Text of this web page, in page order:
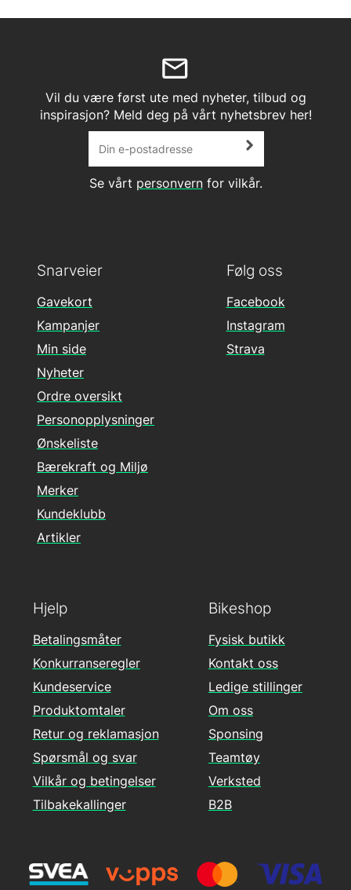
Vil du være først ute med nyheter, tilbud og
inspirasjon? Meld deg på vårt nyhetsbrev her!
Se vårt personvernfor vilkår.
Følg oss
Facebook
Instagram
Strava
Hjelp
Betalingsmåter
Konkurranseregler
Kundeservice
Produktomtaler
Retur og reklamasjon
Spørsmål og svar
Vilkår og betingelser
Tilbakekallinger
Snarveier
Gavekort
Kampanjer
Min side
Nyheter
Ordre oversikt
Personopplysninger
Ønskeliste
Bærekraft og Miljø
Merker
Kundeklubb
Artikler
Bikeshop
Fysisk butikk
Kontakt oss
Ledige stillinger
Om oss
Sponsing
Teamtøy
Verksted
B2B